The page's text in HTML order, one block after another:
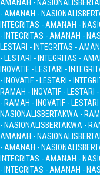
AMANAH - NASIONALIS
- AMANAH - NASIONALIS
INTEGRITAS - AMANAH -
- INTEGRITAS - AMANAH -
LESTARI - INTEGRITAS -
- LESTARI - INTEGRITAS -
INOVATIF - LESTARI -
- INOVATIF - LESTARI -
RAMAH - INOVATIF - LESTARI
- RAMAH - INOVATIF -
NASIONALISBERTAKWA -
- NASIONALISBERTAKWA -
AMANAH - NASIONALIS
- AMANAH - NASIONALIS
INTEGRITAS - AMANAH -
- INTEGRITAS - AMANAH -